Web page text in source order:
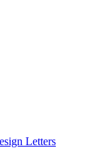
Letters